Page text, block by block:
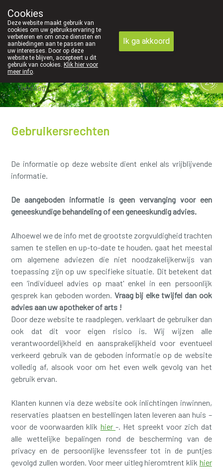
Vandaag gesloten
Gebruikersrechten
De informatie op deze website dient enkel als vrijblijvende
informatie.
De aangeboden informatie is geen vervanging voor een
geneeskundige behandeling of een geneeskundig advies.
Alhoewel we de info met de grootste zorgvuldigheid trachten
samen te stellen en up-to-date te houden, gaat het meestal
om algemene adviezen die niet noodzakelijkerwijs van
toepassing zijn op uw specifieke situatie. Dit betekent dat
een ‘individueel advies op maat' enkel in een persoonlijk
gesprek kan geboden worden. Vraag bij elke twijfel dan ook
advies aan uw apotheker of arts !
Door deze website te raadplegen, verklaart de gebruiker dan
ook dat dit voor eigen risico is. Wij wijzen alle
verantwoordelijkheid en aansprakelijkheid voor eventueel
verkeerd gebruik van de geboden informatie op de website
volledig af, alsook voor om het even welk gevolg van het
gebruik ervan.
Klanten kunnen via deze website ook inlichtingen inwinnen,
reservaties plaatsen en bestellingen laten leveren aan huis –
voor de voorwaarden klik hier-. Het spreekt voor zich dat
alle wettelijke bepalingen rond de bescherming van de
privacy en de persoonlijke levenssfeer tot in de puntjes
gevolgd zullen worden. Voor meer uitleg hieromtrent klik hier
Cookies
Deze website maakt gebruik van
cookies om uw gebruikservaring te
verbeteren en om onze diensten en
aanbiedingen aan te passen aan
uw interesses. Door op deze
website te blijven, accepteert u dit
gebruik van cookies. Klik hier voor
meer info.
Ik ga akkoord